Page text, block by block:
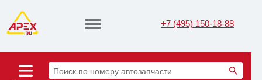
+7 (495) 150-18-88
Поиск по номеру автозапчасти